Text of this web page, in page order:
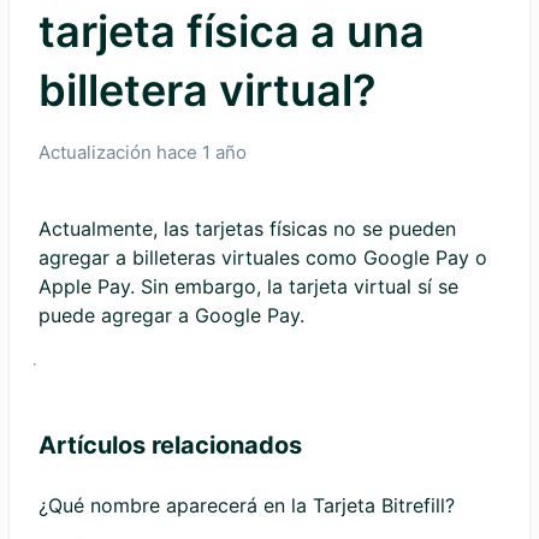
tarjeta física a una
billetera virtual?
Actualización hace 1 año
Actualmente, las tarjetas físicas no se pueden
agregar a billeteras virtuales como Google Pay o
Apple Pay. Sin embargo, la tarjeta virtual sí se
puede agregar a Google Pay.
Artículos relacionados
¿Qué nombre aparecerá en la Tarjeta Bitrefill?